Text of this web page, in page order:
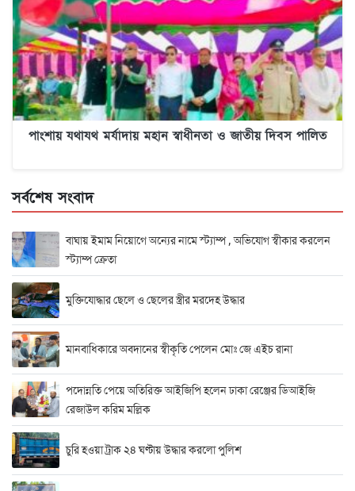
পাংশায় যথাযথ মর্যাদায় মহান স্বাধীনতা ও জাতীয় দিবস পালিত
সর্বশেষ সংবাদ
বাঘায় ইমাম নিয়োগে অন্যের নামে স্ট্যাম্প , অভিযোগ স্বীকার করলেন
স্ট্যাম্প ক্রেতা
মুক্তিযোদ্ধার ছেলে ও ছেলের স্ত্রীর মরদেহ উদ্ধার
মানবাধিকারে অবদানের স্বীকৃতি পেলেন মোঃ জে এইচ রানা
পদোন্নতি পেয়ে অতিরিক্ত আইজিপি হলেন ঢাকা রেঞ্জের ডিআইজি
রেজাউল করিম মল্লিক
চুরি হওয়া ট্রাক ২৪ ঘণ্টায় উদ্ধার করলো পুলিশ